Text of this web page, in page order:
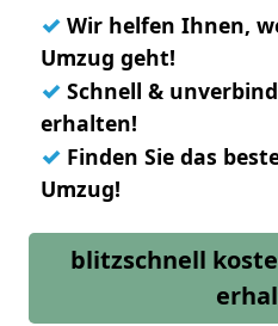
✓ Wir helfen Ihnen,
Umzug geht!
✓ Schnell &
erhalten!
✓ Finden Sie das
Umzug!
blitzschnell